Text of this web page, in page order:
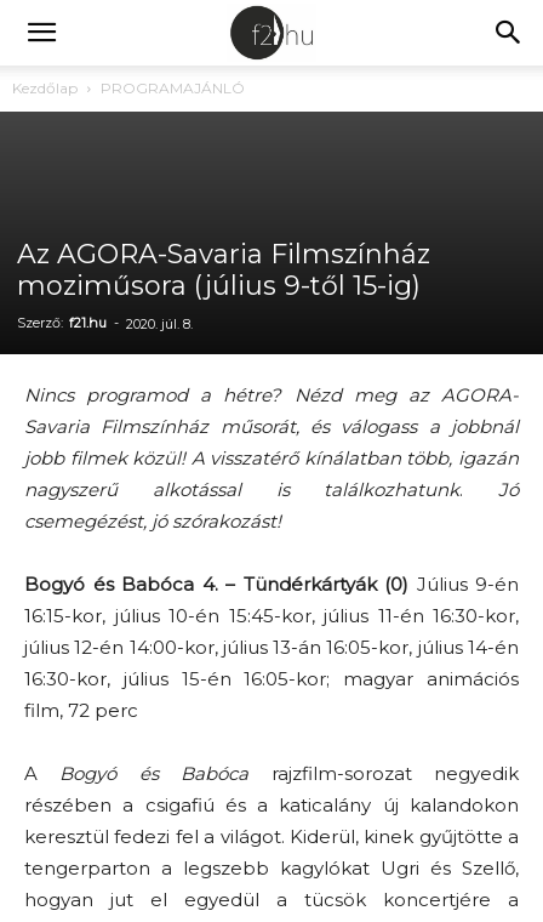
Kezdőlap PROGRAMAJÁNLÓ
Az AGORA-Savaria Filmszínház
moziműsora (július 9-től 15-ig)
Szerző: f21.hu - 2020. júl. 8.
Nincs programod a hétre? Nézd meg az AGORA-
Savaria Filmszínház műsorát, és válogass a jobbnál
jobb filmek közül! A visszatérő kínálatban több, igazán
nagyszerű alkotással is találkozhatunk. Jó
csemegézést, jó szórakozást!
Bogyó és Babóca 4. – Tündérkártyák (0) Július 9-én
16:15-kor, július 10-én 15:45-kor, július 11-én 16:30-kor,
július 12-én 14:00-kor, július 13-án 16:05-kor, július 14-én
16:30-kor, július 15-én 16:05-kor; magyar animációs
film, 72 perc
A Bogyó és Babóca rajzfilm-sorozat negyedik
részében a csigafiú és a katicalány új kalandokon
keresztül fedezi fel a világot. Kiderül, kinek gyűjtötte a
tengerparton a legszebb kagylókat Ugri és Szellő,
hogyan jut el egyedül a tücsök koncertjére a